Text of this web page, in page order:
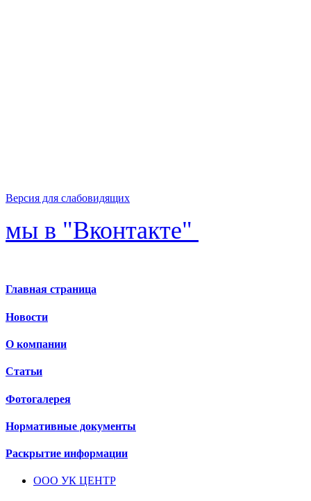
Версия для слабовидящих
мы в "Вконтакте"
Главная страница
Новости
О компании
Статьи
Фотогалерея
Нормативные документы
Раскрытие информации
ООО УК ЦЕНТР